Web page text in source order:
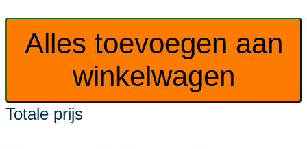
Alles toevoegen aan
winkelwagen
Totale prijs